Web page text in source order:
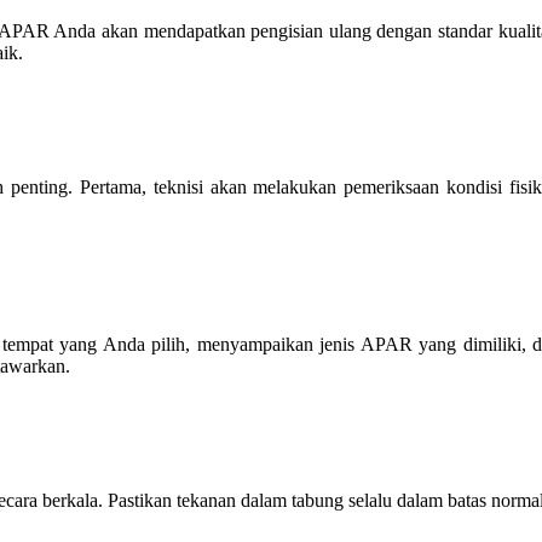
Anda akan mendapatkan pengisian ulang dengan standar
Pertama, teknisi akan melakukan pemeriksaan kondisi
yang Anda pilih, menyampaikan jenis APAR yang dimiliki,
berkala. Pastikan tekanan dalam tabung selalu dalam batas